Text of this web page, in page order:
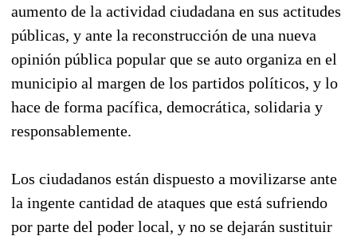
aumento de la actividad ciudadana en sus actitudes
públicas, y ante la reconstrucción de una nueva
opinión pública popular que se auto organiza en el
municipio al margen de los partidos políticos, y lo
hace de forma pacífica, democrática, solidaria y
responsablemente.
Los ciudadanos están dispuesto a movilizarse ante
la ingente cantidad de ataques que está sufriendo
por parte del poder local, y no se dejarán sustituir